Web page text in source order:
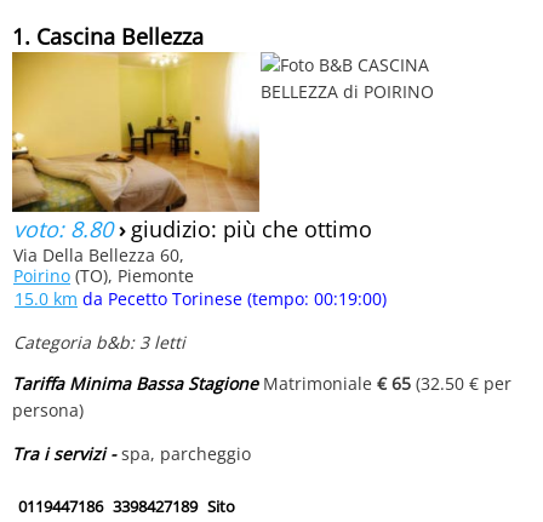
1. Cascina Bellezza
voto: 8.80› giudizio: più che ottimo
Via Della Bellezza 60,
Poirino (TO), Piemonte
15.0 km da Pecetto Torinese (tempo: 00:19:00)
Categoria b&b: 3 letti
Tariffa Minima Bassa StagioneMatrimoniale € 65 (32.50 € per
persona)
Tra i servizi -spa, parcheggio
0119447186 3398427189 Sito